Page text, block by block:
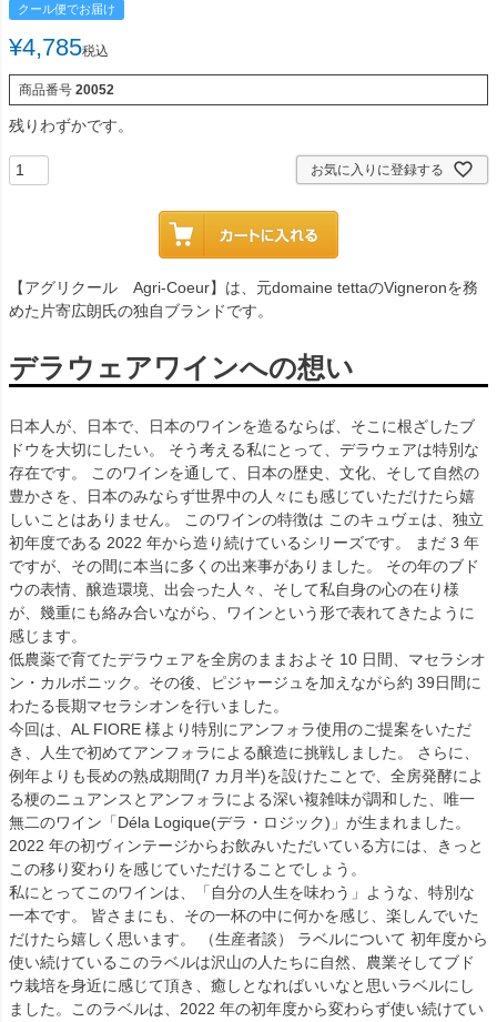
クール便でお届け
¥4,785税込
商品番号 20052
残りわずかです。
お気に入りに登録する
【アグリクール Agri-Coeur】は、元domaine tettaのVigneronを務
めた片寄広朗氏の独自ブランドです。
デラウェアワインへの想い
日本人が、日本で、日本のワインを造るならば、そこに根ざしたブ
ドウを大切にしたい。 そう考える私にとって、デラウェアは特別な
存在です。 このワインを通して、日本の歴史、文化、そして自然の
豊かさを、日本のみならず世界中の人々にも感じていただけたら嬉
しいことはありません。 このワインの特徴は このキュヴェは、独立
初年度である 2022 年から造り続けているシリーズです。 まだ 3 年
ですが、その間に本当に多くの出来事がありました。 その年のブド
ウの表情、醸造環境、出会った人々、そして私自身の心の在り様
が、幾重にも絡み合いながら、ワインという形で表れてきたように
感じます。
低農薬で育てたデラウェアを全房のままおよそ 10 日間、マセラシオ
ン・カルボニック。その後、ピジャージュを加えながら約 39日間に
わたる長期マセラシオンを行いました。
今回は、AL FIORE 様より特別にアンフォラ使用のご提案をいただ
き、人生で初めてアンフォラによる醸造に挑戦しました。 さらに、
例年よりも長めの熟成期間(7 カ月半)を設けたことで、全房発酵によ
る梗のニュアンスとアンフォラによる深い複雑味が調和した、唯一
無二のワイン「Déla Logique(デラ・ロジック)」が生まれました。
2022 年の初ヴィンテージからお飲みいただいている方には、きっと
この移り変わりを感じていただけることでしょう。
私にとってこのワインは、「自分の人生を味わう」ような、特別な
一本です。 皆さまにも、その一杯の中に何かを感じ、楽しんでいた
だけたら嬉しく思います。 （生産者談） ラベルについて 初年度から
使い続けているこのラベルは沢山の人たちに自然、農業そしてブド
ウ栽培を身近に感じて頂き、癒しとなればいいなと思いラベルにし
ました。このラベルは、2022 年の初年度から変わらず使い続けてい